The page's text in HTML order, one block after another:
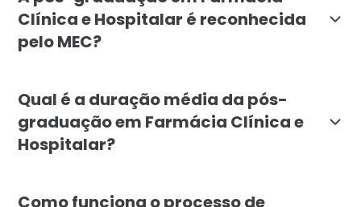
Clínica e Hospitalar é reconhecida
pelo MEC?
Qual é a duração média da pós-
graduação em Farmácia Clínica e
Hospitalar?
Como funciona o processo de